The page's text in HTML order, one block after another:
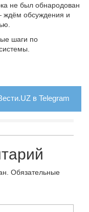
не был обнародован
ждём обсуждения и
шаги по
в Telegram
Обязательные